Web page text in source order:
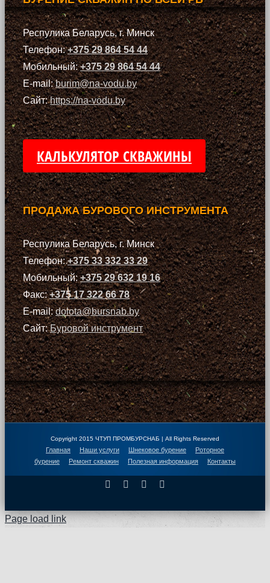
Респулика Беларусь, г. Минск
Телефон:+375 29 864 54 44
Мобильный:+375 29 864 54 44
E-mail:burim@na-vodu.by
Сайт:https://na-vodu.by
КАЛЬКУЛЯТОР СКВАЖИНЫ
ПРОДАЖА БУРОВОГО ИНСТРУМЕНТА
Респулика Беларусь, г. Минск
Телефон:+375 33 332 33 29
Мобильный:+375 29 632 19 16
Факс:+375 17 322 66 78
E-mail:dolota@bursnab.by
Сайт:Буровой инструмент
Copyright 2015 ЧТУП ПРОМБУРСНАБ | All Rights Reserved
Главная Наши услуги Шнековое бурение
Роторное
бурение
Ремонт скважин Полезная информация Контакты
Facebook Instagram
Page load link